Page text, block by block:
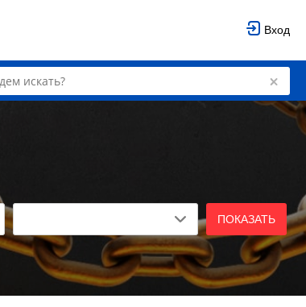
Вход
ПОКАЗАТЬ